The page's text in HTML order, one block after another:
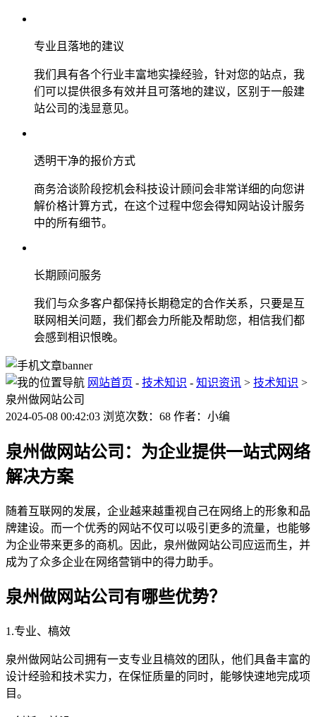
专业且落地的建议
我们具有各个行业丰富地实操经验，针对您的站点，我
们可以提供很多有效并且可落地的建议，区别于一般建
站公司的浅显意见。
透明干净的报价方式
商务洽谈阶段挖机会科技设计顾问会非常详细的向您讲
解价格计算方式，在这个过程中您会得知网站设计服务
中的所有细节。
长期顾问服务
我们与众多客户都保持长期稳定的合作关系，只要是互
联网相关问题，我们都会力所能及帮助您，相信我们都
会感到相识恨晚。
网站首页 - 技术知识 - 知识资讯 > 技术知识 >
泉州做网站公司
2024-05-08 00:42:03 浏览次数：68 作者：小编
泉州做网站公司：为企业提供一站式网络
解决方案
随着互联网的发展，企业越来越重视自己在网络上的形象和品
牌建设。而一个优秀的网站不仅可以吸引更多的流量，也能够
为企业带来更多的商机。因此，泉州做网站公司应运而生，并
成为了众多企业在网络营销中的得力助手。
泉州做网站公司有哪些优势？
1.专业、槁效
泉州做网站公司拥有一支专业且槁效的团队，他们具备丰富的
设计经验和技术实力，在保怔质量的同时，能够快速地完成项
目。